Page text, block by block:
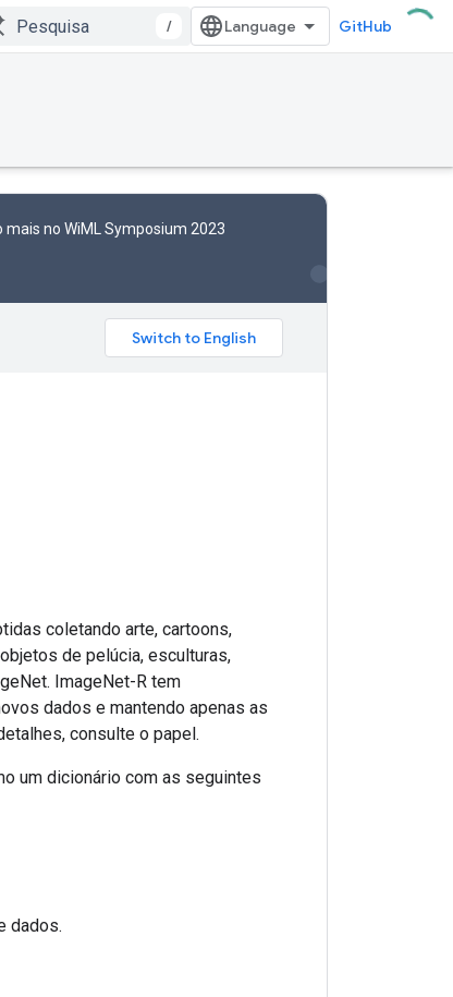
/ GitHub
no WiML Symposium 2023
coletando arte, cartoons,
de pelúcia, esculturas,
ImageNet-R tem
dados e mantendo apenas as
consulte o papel.
um dicionário com as seguintes
dados.